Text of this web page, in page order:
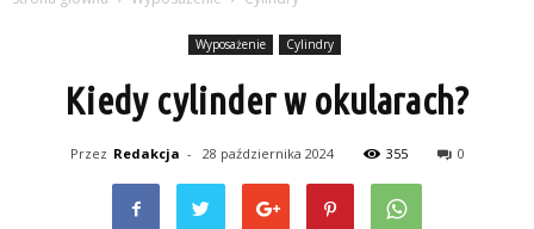
Wyposażenie Cylindry
Kiedy cylinder w okularach?
Przez Redakcja - 28 października 2024 355 0